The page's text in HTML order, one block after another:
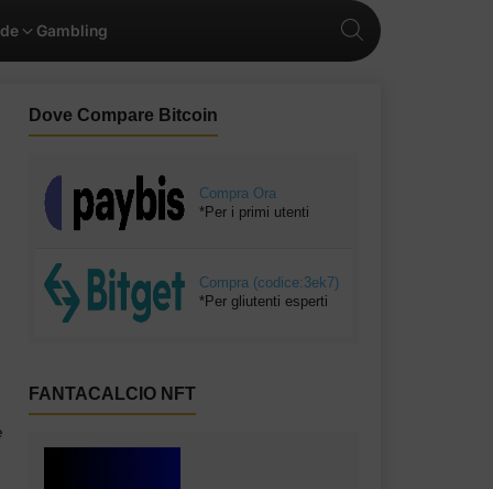
Gambling
Dove Compare Bitcoin
Compra Ora
*Per i primi utenti
Compra (codice:3ek7)
*Per gliutenti esperti
FANTACALCIO NFT